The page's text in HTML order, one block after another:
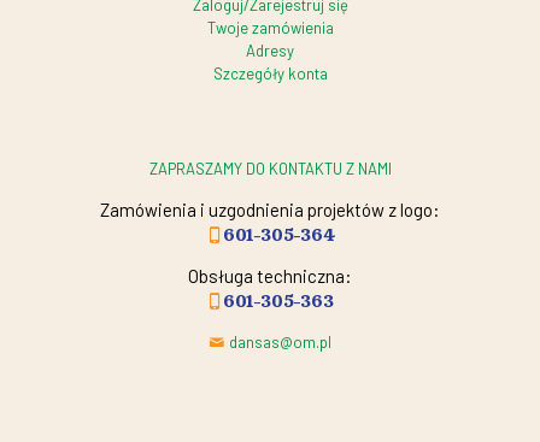
Zaloguj/Zarejestruj się
Twoje zamówienia
Adresy
Szczegóły konta
ZAPRASZAMY DO KONTAKTU Z NAMI
Zamówienia i uzgodnienia projektów z logo:
601-305-364
Obsługa techniczna:
601-305-363
dansas@om.pl